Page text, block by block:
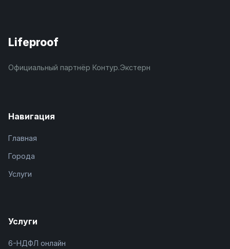
Lifeproof
Официальный партнёр Контур.Экстерн
Навигация
Главная
Города
Услуги
Услуги
6-НДФЛ онлайн